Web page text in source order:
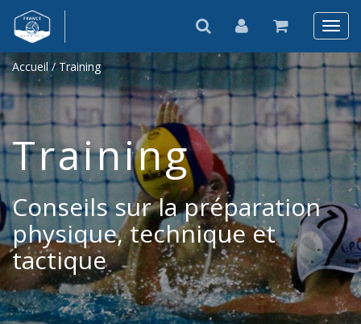
Accueil/ Training
Training
Conseils sur la préparation
physique, technique et
tactique